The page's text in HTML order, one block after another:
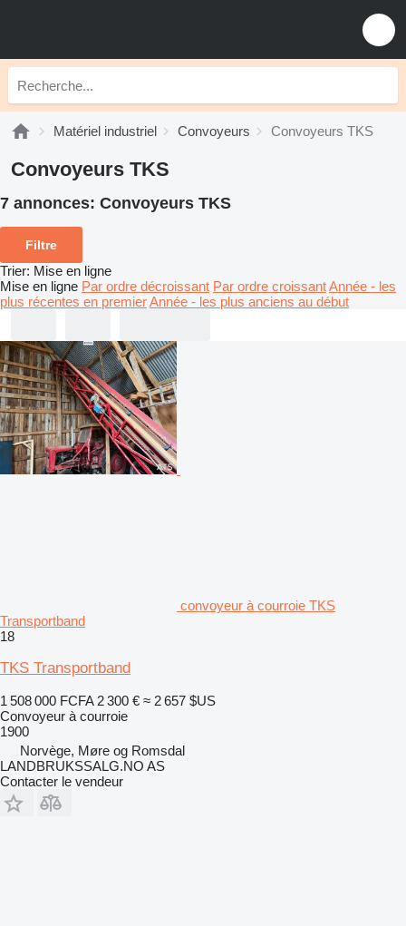
Matériel industriel Convoyeurs Convoyeurs TKS
Convoyeurs TKS
7 annonces: Convoyeurs TKS
Filtre
Trier: Mise en ligne
Mise en ligne Par ordre décroissant Par ordre croissantAnnée - les
plus récentes en premierAnnée - les plus anciens au début
convoyeur à courroie TKS
Transportband
18
TKS Transportband
1 508 000 FCFA 2 300 € ≈ 2 657 $US
Convoyeur à courroie
1900
Norvège, Møre og Romsdal
LANDBRUKSSALG.NO AS
Contacter le vendeur